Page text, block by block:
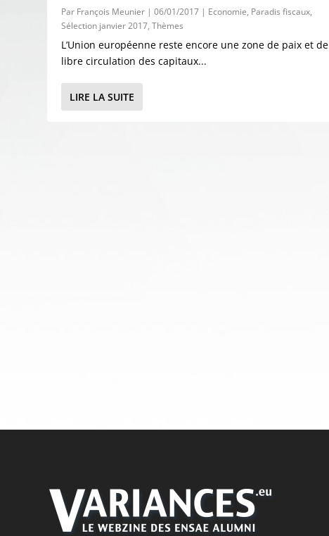
Par François Meunier |06/01/2017 | Economie, Paradis fiscaux,
Sélection janvier 2017,Thèmes
L’Union européenne reste encore une zone de paix et de
libre circulation des capitaux...
LIRE LA SUITE